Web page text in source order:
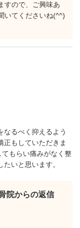
すので、ご興味あ
いてくださいね(^^)
なるべく抑えるよう
正もしていただきま
もらい痛みがなく整
いと思います。
院からの返信